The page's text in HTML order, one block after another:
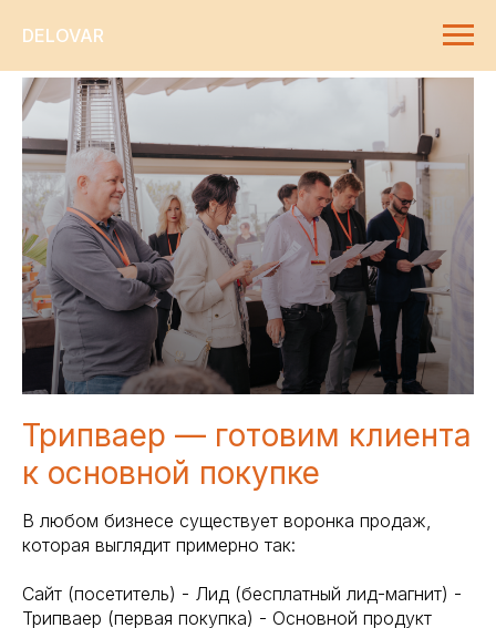
DELOVAR
Трипваер — готовим клиента
к основной покупке
В любом бизнесе существует воронка продаж,
которая выглядит примерно так:
Сайт (посетитель) - Лид (бесплатный лид-магнит) -
Трипваер (первая покупка) - Основной продукт